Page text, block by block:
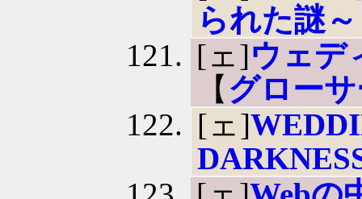
られた謎～
[ェ]ウェデ
【 グロー
[ェ]